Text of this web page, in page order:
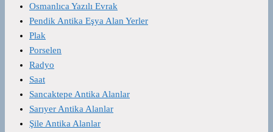
Osmanlıca Yazılı Evrak
Pendik Antika Eşya Alan Yerler
Plak
Porselen
Radyo
Saat
Sancaktepe Antika Alanlar
Sarıyer Antika Alanlar
Şile Antika Alanlar